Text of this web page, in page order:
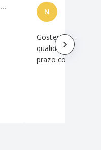
Rodrigo Rodrigues
N
Gostei do produto
qualidade e chega
prazo correto